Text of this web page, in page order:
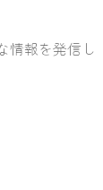
情報を発信し